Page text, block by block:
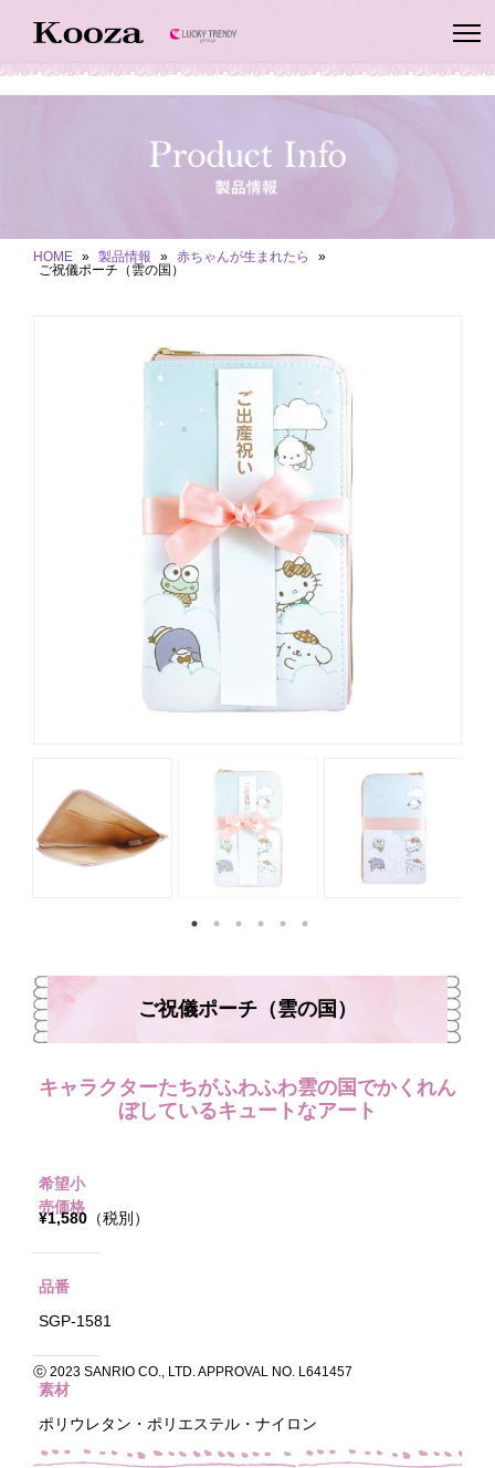
HOME » 製品情報 » 赤ちゃんが生まれたら
»
ご祝儀ポーチ（雲の国）
ご祝儀ポーチ（雲の国）
キャラクターたちがふわふわ雲の国でかくれん
ぼしているキュートなアート
希望小
売価格
¥1,580 （税別）
品番
SGP-1581
素材
ポリウレタン・ポリエステル・ナイロン
ⓒ 2023 SANRIO CO., LTD. APPROVAL NO. L641457